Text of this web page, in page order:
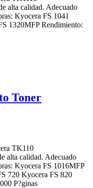
alta calidad. Adecuado
Kyocera FS 1041
1320MFP Rendimiento:
Toner
TK110
alta calidad. Adecuado
Kyocera FS 1016MFP
720 Kyocera FS 820
P?ginas